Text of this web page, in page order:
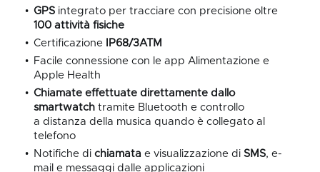
GPS integrato per tracciare con precisione oltre
100 attività fisiche
Certificazione
IP68/3ATM
Facile connessione con le app Alimentazione e
Apple Health
Chiamate effettuate direttamente dallo
smartwatch tramite Bluetooth e controllo
a distanza della musica quando è collegato al
telefono
Notifiche di chiamata e visualizzazione di SMS, e-
mail e messaggi dalle applicazioni